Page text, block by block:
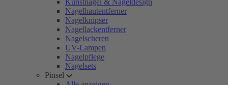
Kunstnägel & Nageldesign
Nagelhautentferner
Nagelknipser
Nagellackentferner
Nagelscheren
UV-Lampen
Nagelpflege
Nagelsets
Pinsel